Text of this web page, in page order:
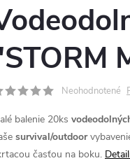
Neohodnotené
balenie 20ks
survival/outdoor
časťou na boku.